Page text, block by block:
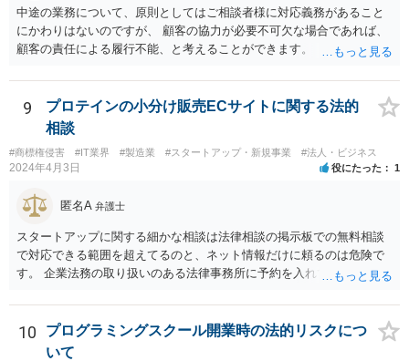
中途の業務について、原則としてはご相談者様に対応義務があること
にかわりはないのですが、 顧客の協力が必要不可欠な場合であれば、
顧客の責任による履行不能、と考えることができます。 トラブルにな
などで 簡単にでもまとめておくこと、顧客とのやり取りのログを証拠
として保存しておくこともお勧めいたします。
9
プロテインの小分け販売ECサイトに関する法的
相談
#商標権侵害 #IT業界 #製造業 #スタートアップ・新規事業 #法人・ビジネス
2024年4月3日 役にたった 1
匿名A 弁護士
スタートアップに関する細かな相談は法律相談の掲示板での無料相談
で対応できる範囲を超えてるのと、ネット情報だけに頼るのは危険で
す。 企業法務の取り扱いのある法律事務所に予約を入れて、リーガル
す。
10
プログラミングスクール開業時の法的リスクにつ
いて